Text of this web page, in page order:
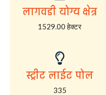
लागवडी योग्य क्षेत्र
1529.00 हेक्टर
स्ट्रीट लाईट पोल
335